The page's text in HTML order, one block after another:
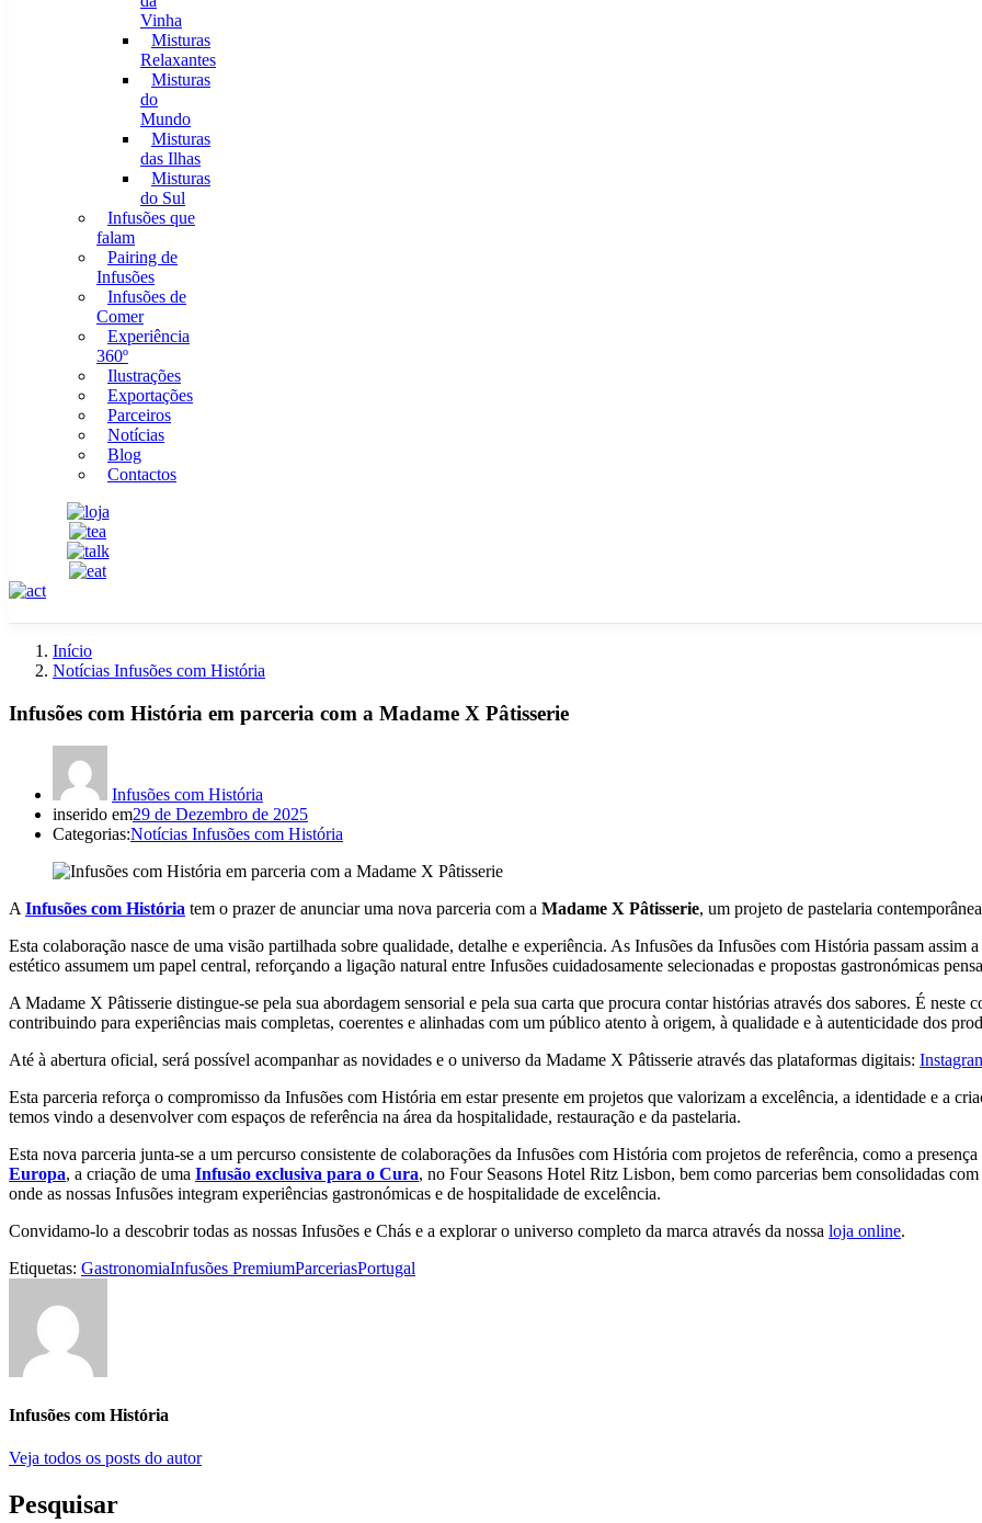
Vinha
Misturas
Relaxantes
Misturas
do
Mundo
Misturas
das Ilhas
Misturas
do Sul
Infusões que
falam
Pairing de
Infusões
Infusões de
Comer
Experiência
360º
Ilustrações
Exportações
Parceiros
Notícias
Blog
Contactos
Início
Notícias Infusões com História
Infusões com História em parceria com a Madame X Pâtisserie
Infusões com História
inserido em29 de Dezembro de 2025
Categorias:Notícias Infusões com História
AInfusões com História tem o prazer de anunciar uma nova parceria com a Madame X Pâtisserie, um projeto de pastelaria
Esta colaboração nasce de uma visão partilhada sobre qualidade, detalhe e experiência. As Infusões da Infusões com História passam
estético assumem um papel central, reforçando a ligação natural entre Infusões cuidadosamente selecionadas e propostas gastronómicas
A Madame X Pâtisserie distingue-se pela sua abordagem sensorial e pela sua carta que procura contar histórias através dos sabores. É
contribuindo para experiências mais completas, coerentes e alinhadas com um público atento à origem, à qualidade e à autenticidade dos
Até à abertura oficial, será possível acompanhar as novidades e o universo da Madame X Pâtisserie através das plataformas digitais:
Esta parceria reforça o compromisso da Infusões com História em estar presente em projetos que valorizam a excelência, a identidade e a
temos vindo a desenvolver com espaços de referência na área da hospitalidade, restauração e da pastelaria.
Esta nova parceria junta-se a um percurso consistente de colaborações da Infusões com História com projetos de referência, como a
Europa, a criação de uma Infusão exclusiva para o Cura, no Four Seasons Hotel Ritz Lisbon, bem como parcerias bem consolidadas
onde as nossas Infusões integram experiências gastronómicas e de hospitalidade de excelência.
Convidamo-lo a descobrir todas as nossas Infusões e Chás e a explorar o universo completo da marca através da nossa loja online.
Etiquetas: GastronomiaInfusões PremiumParceriasPortugal
Infusões com História
Veja todos os posts do autor
Pesquisar